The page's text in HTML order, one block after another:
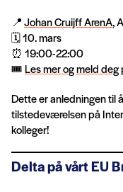
📍Johan Cruijff ArenA,
🗓️ 10. mars
⏰ 19:00-22:00
🎟️Les mer og meld deg
Dette er anledningen til
tilstedeværelsen på
kolleger!
Delta på vårt EU